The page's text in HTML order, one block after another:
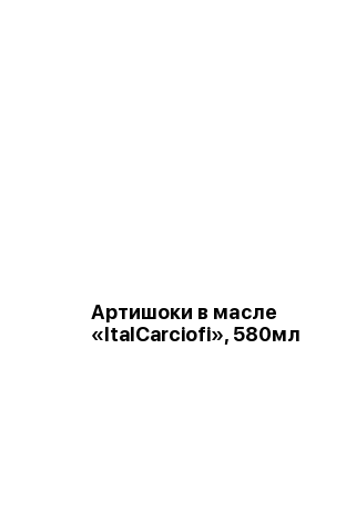
Артишоки в масле
«ItalCarciofi», 580мл